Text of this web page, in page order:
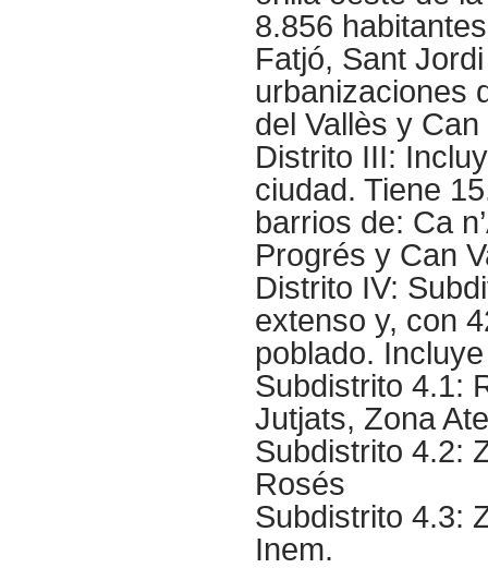
8.856
Fatjó, Sant
urbanizaciones
del Vallès y
Distrito III:
ciudad. Tiene
barrios de: Ca
Progrés y Can
Distrito IV:
extenso y, con
poblado.
Subdistrito 4.1:
Jutjats, Zona
Subdistrito 4.2:
Rosés
Subdistrito 4.3:
Inem.